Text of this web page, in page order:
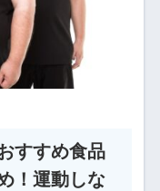
すすめ食品
！運動しな